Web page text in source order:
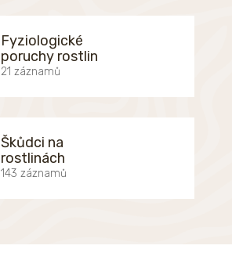
Fyziologické
poruchy rostlin
21 záznamů
Škůdci na
rostlinách
143 záznamů